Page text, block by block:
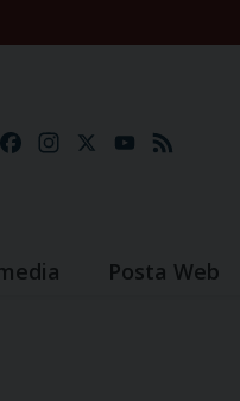
FacebookInstagramYouTube
Posta Web